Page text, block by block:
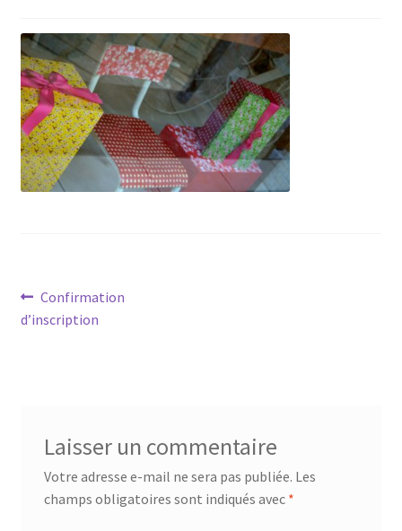
Navigation
de
Article
précédent :
Confirmation
d’inscription
Laisser un commentaire
Votre adresse e-mail ne sera pas publiée. Les
champs obligatoires sont indiqués avec *